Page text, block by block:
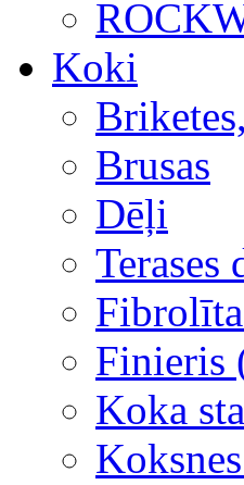
Koki
Brusas
Dēļi
Terases
Finieris
Koka